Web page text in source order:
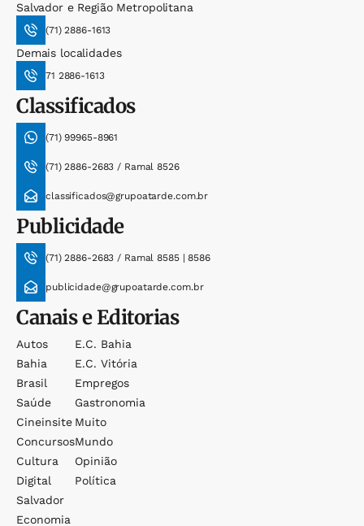
Salvador e Região Metropolitana
(71) 2886-1613
Demais localidades
71 2886-1613
Classificados
(71) 99965-8961
(71) 2886-2683 / Ramal 8526
classificados@grupoatarde.com.br
Publicidade
(71) 2886-2683 / Ramal 8585 | 8586
publicidade@grupoatarde.com.br
Canais e Editorias
Autos
Bahia
Brasil
Saúde
Cineinsite
Concursos
Cultura
Digital
Salvador
Economia
E.c. Bahia
E.c. Vitória
Empregos
Gastronomia
Muito
Mundo
Opinião
Política